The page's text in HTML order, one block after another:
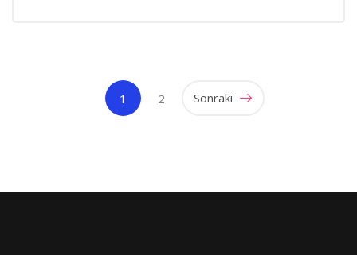
1 (mevcut)
2 Sonraki